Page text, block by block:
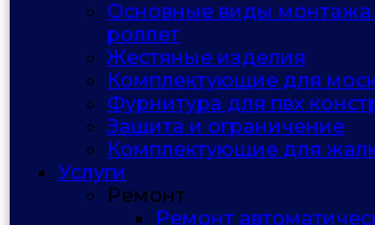
Основные виды
роллет
Жестяные изделия
Комплектующие для
Фурнитура для пвх
Защита и ограничение
Комплектующие для
Услуги
Ремонт
Ремонт